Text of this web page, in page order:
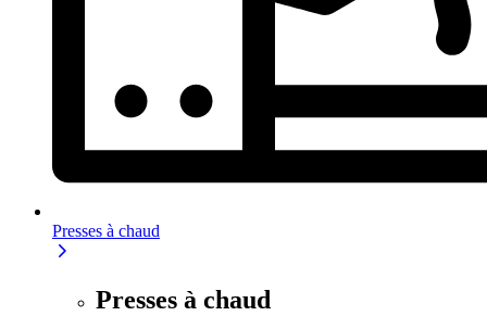
Presses à chaud
Presses à chaud